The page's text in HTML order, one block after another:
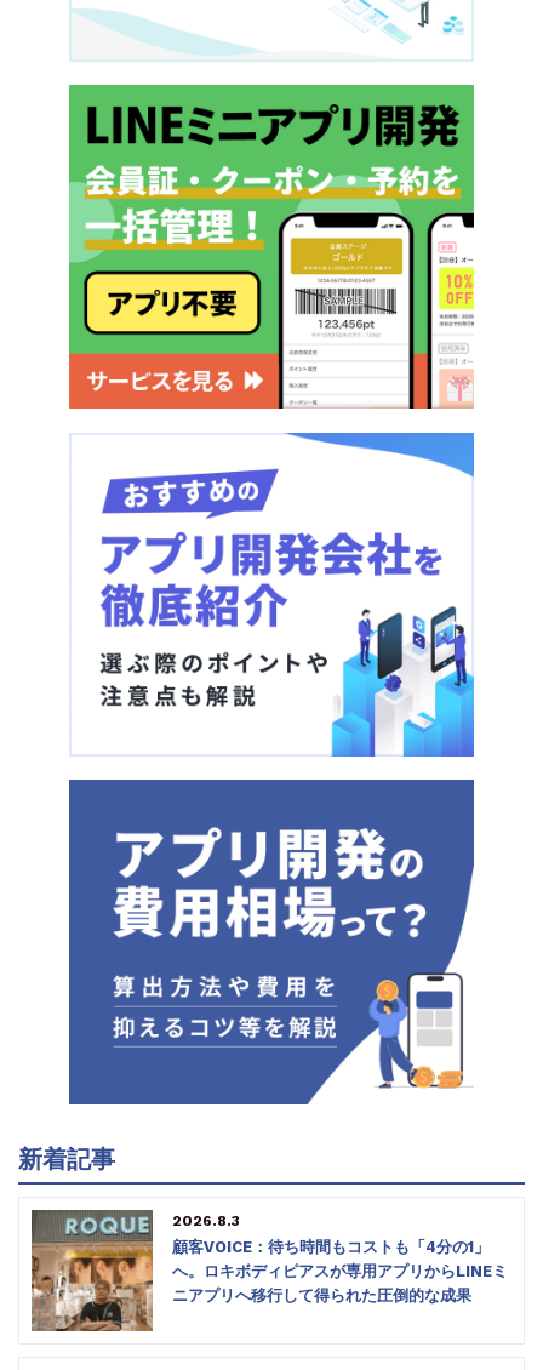
新着記事
2026.8.3
顧客VOICE：待ち時間もコストも「4分の1」
へ。ロキボディピアスが専用アプリからLINEミ
ニアプリへ移行して得られた圧倒的な成果